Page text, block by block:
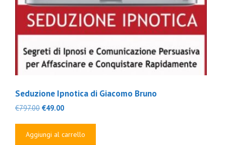
Seduzione Ipnotica di Giacomo Bruno
€797.00 Il
era:
€49.00Il
è:
Aggiungi al carrello